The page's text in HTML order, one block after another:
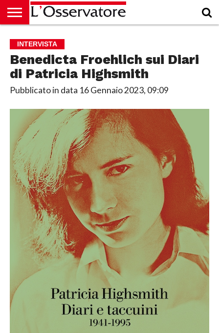
CULTURA
ECONOMIA
RUBRICHE
ARCHIVIO
PODCAST
ABBONAMENTO
CHI
SIAMO
ACCEDI
INTERVISTA
Benedicta Froehlich sui Diari
di Patricia Highsmith
Pubblicato in data 16 Gennaio 2023, 09:09